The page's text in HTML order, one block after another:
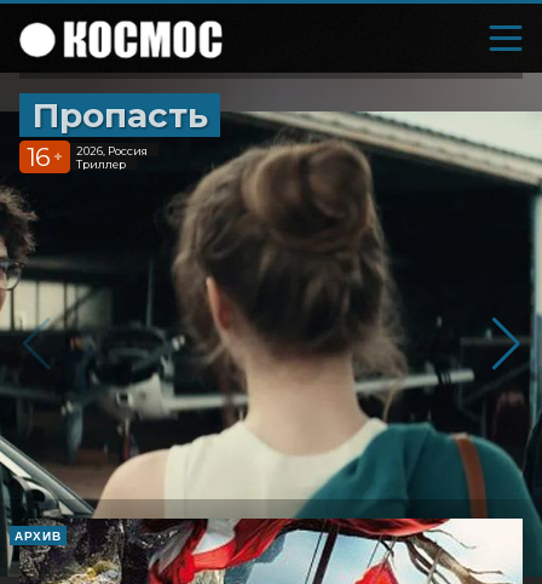
Пропасть
16 +
2026, Россия
Триллер
АРХИВ